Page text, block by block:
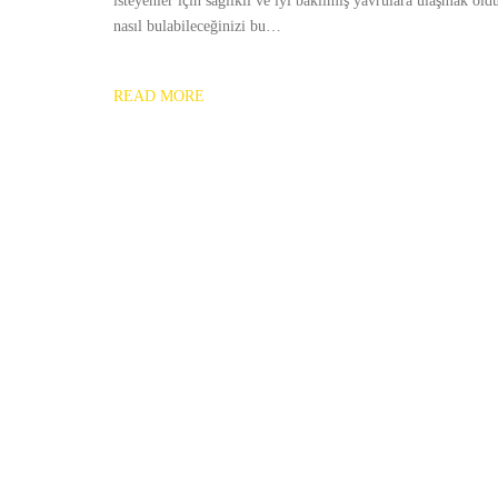
nasıl bulabileceğinizi bu…
READ MORE